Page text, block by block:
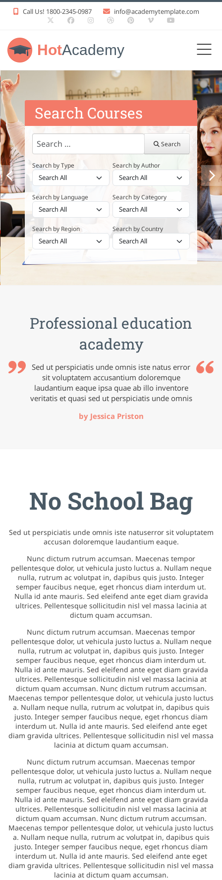
Call Us! 1800-2345-0987 info@academytemplate.com
HotAcademy
Search Courses
Search
Search
Search by Type Search by Author
Search by Language Search by Category
Search by Region Search by Country
Professional education
academy
Sed ut perspiciatis unde omnis iste natus error
sit voluptatem accusantium doloremque
laudantium eaque ipsa quae ab illo inventore
veritatis et quasi sed ut perspiciatis unde omnis
by Jessica Priston
No School Bag
Sed ut perspiciatis unde omnis iste natuserror sit voluptatem
accusan doloremque laudantium eaque.
Nunc dictum rutrum accumsan. Maecenas tempor
pellentesque dolor, ut vehicula justo luctus a. Nullam neque
nulla, rutrum ac volutpat in, dapibus quis justo. Integer
semper faucibus neque, eget rhoncus diam interdum ut.
Nulla id ante mauris. Sed eleifend ante eget diam gravida
ultrices. Pellentesque sollicitudin nisl vel massa lacinia at
dictum quam accumsan.
Nunc dictum rutrum accumsan. Maecenas tempor
pellentesque dolor, ut vehicula justo luctus a. Nullam neque
nulla, rutrum ac volutpat in, dapibus quis justo. Integer
semper faucibus neque, eget rhoncus diam interdum ut.
Nulla id ante mauris. Sed eleifend ante eget diam gravida
ultrices. Pellentesque sollicitudin nisl vel massa lacinia at
dictum quam accumsan. Nunc dictum rutrum accumsan.
Maecenas tempor pellentesque dolor, ut vehicula justo luctus
a. Nullam neque nulla, rutrum ac volutpat in, dapibus quis
justo. Integer semper faucibus neque, eget rhoncus diam
interdum ut. Nulla id ante mauris. Sed eleifend ante eget
diam gravida ultrices. Pellentesque sollicitudin nisl vel massa
lacinia at dictum quam accumsan.
Nunc dictum rutrum accumsan. Maecenas tempor
pellentesque dolor, ut vehicula justo luctus a. Nullam neque
nulla, rutrum ac volutpat in, dapibus quis justo. Integer
semper faucibus neque, eget rhoncus diam interdum ut.
Nulla id ante mauris. Sed eleifend ante eget diam gravida
ultrices. Pellentesque sollicitudin nisl vel massa lacinia at
dictum quam accumsan. Nunc dictum rutrum accumsan.
Maecenas tempor pellentesque dolor, ut vehicula justo luctus
a. Nullam neque nulla, rutrum ac volutpat in, dapibus quis
justo. Integer semper faucibus neque, eget rhoncus diam
interdum ut. Nulla id ante mauris. Sed eleifend ante eget
diam gravida ultrices. Pellentesque sollicitudin nisl vel massa
lacinia at dictum quam accumsan.